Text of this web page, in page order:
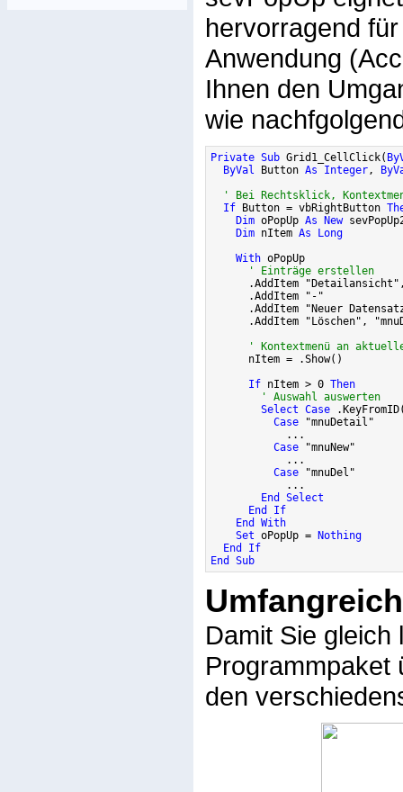
hervorragend
Anwendung
Ihnen den
wie
Private Sub Grid1_CellClick(
ByVal Button As Integer,
' Bei Rechtsklick,
If Button = vbRightButton
Dim oPopUp As New
Dim nItem As Long
With oPopUp
' Einträge erstellen
.AddItem
      .AddItem "-"
.AddItem "Neuer
.AddItem "Löschen",
' Kontextmenü an
      nItem = .Show()
If nItem > 0 Then
' Auswahl auswerten
Select Case
Case "mnuDetail"
            ...
Case "mnuNew"
            ...
Case "mnuDel"
            ...
End Select
End If
End With
Set oPopUp =
Nothing
End If
End Sub
Damit Sie gleich
Programmpaket
den